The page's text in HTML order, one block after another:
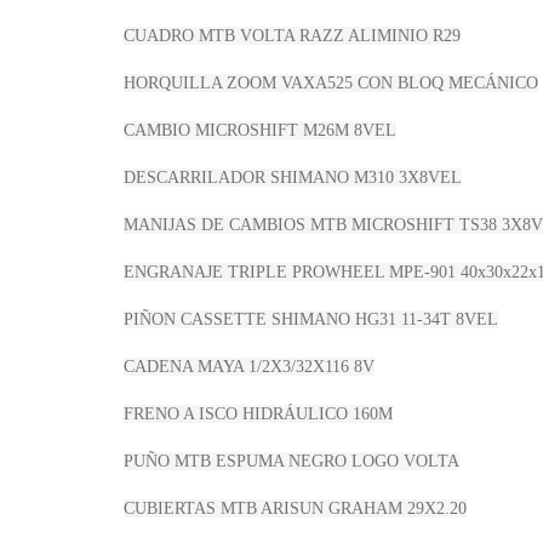
CUADRO MTB VOLTA RAZZ ALIMINIO R29
HORQUILLA ZOOM VAXA525 CON BLOQ MECÁNICO
CAMBIO MICROSHIFT M26M 8VEL
DESCARRILADOR SHIMANO M310 3X8VEL
MANIJAS DE CAMBIOS MTB MICROSHIFT TS38
ENGRANAJE TRIPLE PROWHEEL MPE-901
PIÑON CASSETTE SHIMANO HG31 11-34T 8VEL
CADENA MAYA 1/2X3/32X116 8V
FRENO A ISCO HIDRÁULICO 160M
PUÑO MTB ESPUMA NEGRO LOGO VOLTA
CUBIERTAS MTB ARISUN GRAHAM 29X2.20